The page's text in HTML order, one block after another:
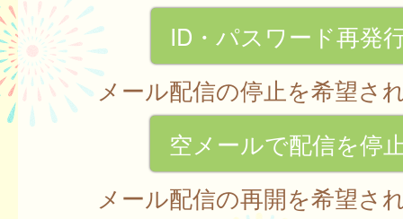
ID・パスワード再発
メール配信の停止を希望さ
空メールで配信を停
メール配信の再開を希望さ